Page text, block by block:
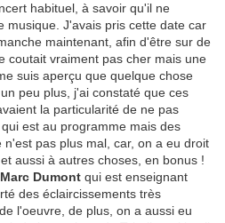
habituel, à savoir qu'il ne
musique. J'avais pris cette date car
maintenant, afin d'être sur de
coutait vraiment pas cher mais une
suis aperçu que quelque chose
peu plus, j'ai constaté que ces
la particularité de ne pas
est au programme mais des
pas plus mal, car, on a eu droit
aussi à autres choses, en bonus !
Marc Dumont qui est enseignant
des éclaircissements très
l'oeuvre, de plus, on a aussi eu